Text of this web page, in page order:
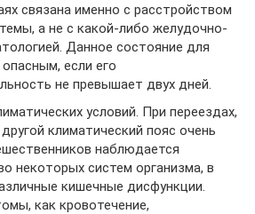
связана именно с расстройством
а не с какой-либо желудочно-
Данное состояние для
если его
не превышает двух дней.
условий. При переездах,
климатический пояс очень
наблюдается
некоторых систем организма, в
кишечные дисфункции.
как кровотечение,